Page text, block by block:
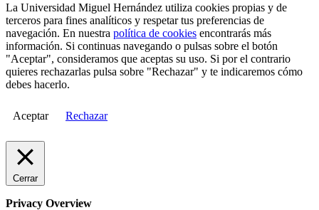
La Universidad Miguel Hernández utiliza cookies propias y de
terceros para fines analíticos y respetar tus preferencias de
navegación. En nuestra política de cookies encontrarás más
información. Si continuas navegando o pulsas sobre el botón
"Aceptar", consideramos que aceptas su uso. Si por el contrario
quieres rechazarlas pulsa sobre "Rechazar" y te indicaremos cómo
debes hacerlo.
Aceptar Rechazar
Cerrar
Privacy Overview